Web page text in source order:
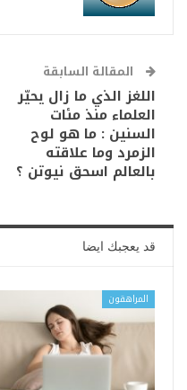
المقالة السابقة
اللغز الذي ما زال يحيّر
العلماء منذ مئات
السنين : ما هو لوح
الزمرد وما علاقته
بالعالم اسحق نيوتن ؟
قد يعجبك ايضا
المراهقون